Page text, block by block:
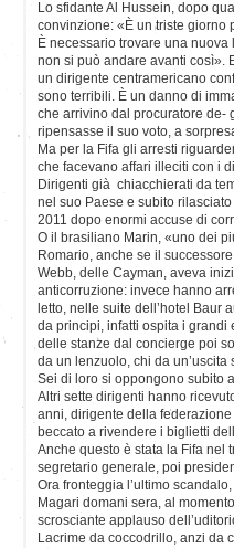
Lo sfidante Al Hussein, dopo
convinzione: «È un triste giorno
È necessario trovare una
non si può andare avanti così».
un dirigente centramericano
sono terribili. È un danno di
che arrivino dal procuratore de-
ripensasse il suo voto, a
Ma per la Fifa gli arresti
che facevano affari illeciti con i
Dirigenti già chiacchierati da
nel suo Paese e subito
2011 dopo enormi accuse di
O il brasiliano Marin, «uno dei
Romario, anche se il
Webb, delle Cayman, aveva
anticorruzione: invece hanno
letto, nelle suite dell’hotel Baur
da principi, infatti ospita i grandi
delle stanze dal concierge poi
da un lenzuolo, chi da un’uscita
Sei di loro si oppongono subito
Altri sette dirigenti hanno
anni, dirigente della
beccato a rivendere i biglietti
Anche questo è stata la Fifa nel
segretario generale, poi
Ora fronteggia l’ultimo
Magari domani sera, al
scrosciante applauso
Lacrime da coccodrillo, anzi da